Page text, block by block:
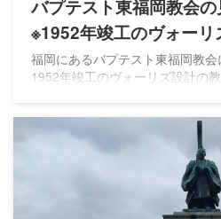
バプテスト東福岡教会
※1952年竣工のヴォーリ
福岡にあるバプテスト東福岡教会
1952年竣工のヴォーリズ設計の教